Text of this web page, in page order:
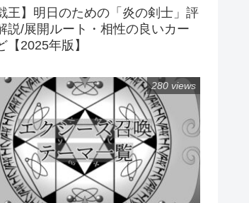
王】明日のための「炎の剣士」評
説/展開ルート・相性の良いカー
【2025年版】
280 views